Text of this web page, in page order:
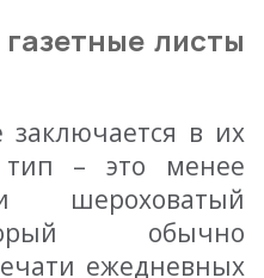
листы
заключается в их
тип – это менее
шероховатый
обычно
ежедневных